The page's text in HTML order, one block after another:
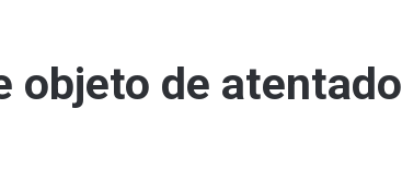
objeto de atentado